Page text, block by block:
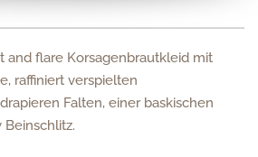
and flare Korsagenbrautkleid mit
raffiniert verspielten
Falten, einer baskischen